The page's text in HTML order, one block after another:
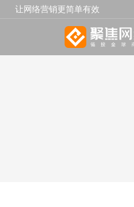
让网络营销更简单有效